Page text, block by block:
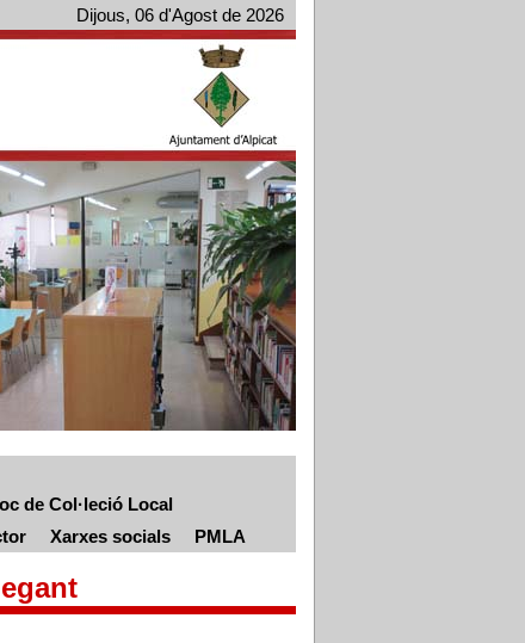
Dijous, 06 d'Agost de 2026
de Col·leció Local
Xarxes socials PMLA